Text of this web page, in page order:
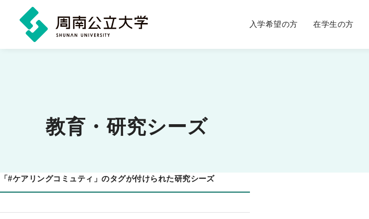
に
キ
入学希望の方 在学生の方
教育・研究シーズ
「#ケアリングコミュティ」のタグが付けられた研究シーズ